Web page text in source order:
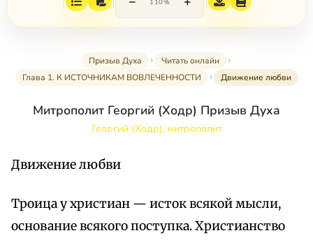
Призыв Духа
Читать онлайн
Глава 1. К ИСТОЧНИКАМ ВОВЛЕЧЕННОСТИ
Движение любви
Митрополит Георгий (Ходр) Призыв Духа
Георгий (Ходр), митрополит
Движение любви
Троица у христиан — исток всякой мысли,
основание всякого поступка. Христианство